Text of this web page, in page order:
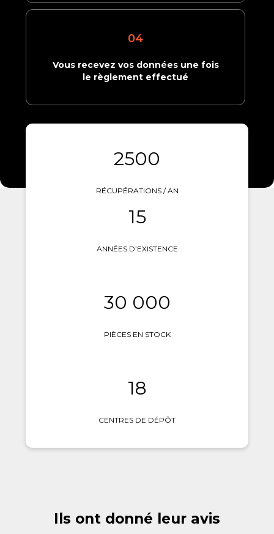
04
Vous recevez vos données une fois
le règlement effectué
2500
RÉCUPÉRATIONS / AN
15
ANNÉES D’EXISTENCE
30 000
PIÈCES EN STOCK
18
CENTRES DE DÉPÔT
Ils ont donné leur avis